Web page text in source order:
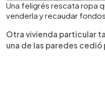
Una feligrés rescata ropa
venderla y recaudar
Otra vivienda particular
una de las paredes